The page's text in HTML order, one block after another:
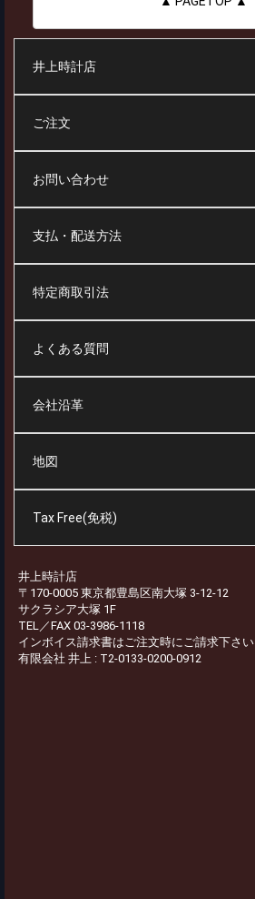
井上時計店
ご注文
お問い合わせ
支払・配送方法
特定商取引法
よくある質問
会社沿革
地図
Tax Free(免税)
井上時計店
〒170-0005 東京都豊島区南大塚 3-12-12
サクラシア大塚 1F
TEL／FAX 03-3986-1118
インボイス請求書はご注文時にご請求下さい
有限会社 井上 : T2-0133-0200-0912